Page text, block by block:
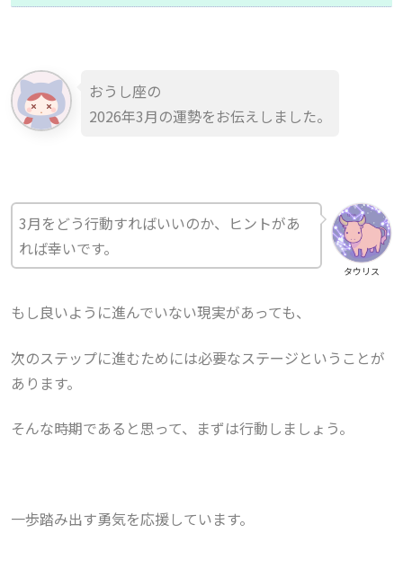
おうし座の
2026年3月の運勢をお伝えしました。
タウリス
3月をどう行動すればいいのか、ヒントがあ
れば幸いです。
もし良いように進んでいない現実があっても、
次のステップに進むためには必要なステージということが
あります。
そんな時期であると思って、まずは行動しましょう。
一歩踏み出す勇気を応援しています。